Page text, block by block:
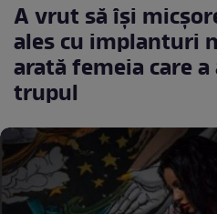
A vrut să îşi
ales cu implanturi
arată femeia care
trupul